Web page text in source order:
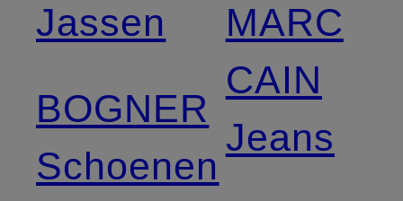
Jassen
BOGNER
Schoenen
MARC
CAIN
Jeans